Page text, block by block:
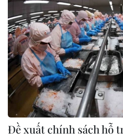
Đề xuất chính sách hỗ